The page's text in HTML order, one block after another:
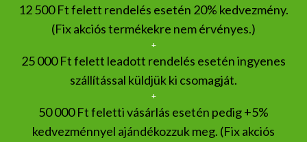
12 500 Ft felett rendelés esetén 20% kedvezmény.
(Fix akciós termékekre nem érvényes.)
+
25 000 Ft felett leadott rendelés esetén ingyenes
szállítással küldjük ki csomagját.
+
50 000 Ft feletti vásárlás esetén pedig +5%
kedvezménnyel ajándékozzuk meg. (Fix akciós